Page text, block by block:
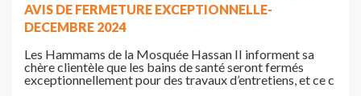
AVIS DE FERMETURE EXCEPTIONNELLE-
DECEMBRE 2024
Les Hammams de la Mosquée Hassan II informent sa
chère clientèle que les bains de santé seront fermés
exceptionnellement pour des travaux d’entretiens, et ce c